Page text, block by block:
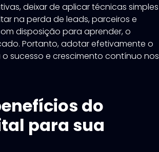
deixar de aplicar técnicas simples
na perda de leads, parceiros e
disposição para aprender, o
Portanto, adotar efetivamente o
sucesso e crescimento contínuo nos
do
para sua